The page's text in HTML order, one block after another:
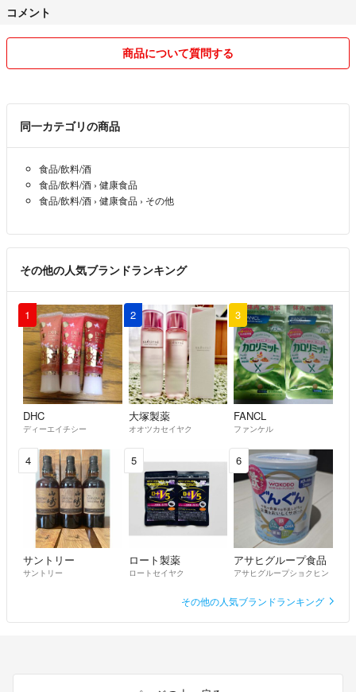
コメント
商品について質問する
同一カテゴリの商品
食品/飲料/酒
食品/飲料/酒 › 健康食品
食品/飲料/酒 › 健康食品 › その他
その他の人気ブランドランキング
1
DHC
ディーエイチシー
2
大塚製薬
オオツカセイヤク
3
FANCL
ファンケル
4
サントリー
サントリー
5
ロート製薬
ロートセイヤク
6
アサヒグループ食品
アサヒグループショクヒン
その他の人気ブランドランキング